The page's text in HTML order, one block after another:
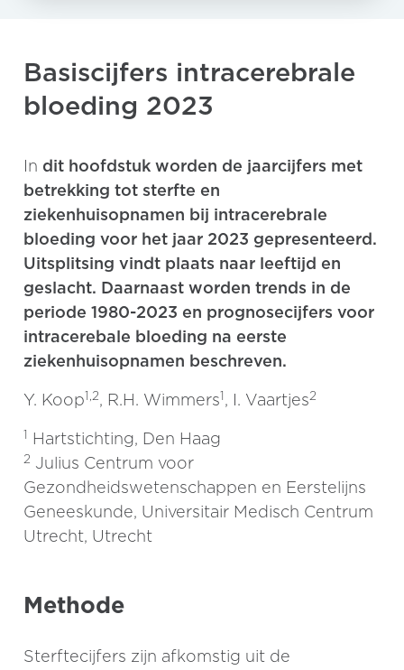
Basiscijfers intracerebrale
bloeding 2023
In dit hoofdstuk worden de jaarcijfers met
betrekking tot sterfte en
ziekenhuisopnamen bij intracerebrale
bloeding voor het jaar 2023 gepresenteerd.
Uitsplitsing vindt plaats naar leeftijd en
geslacht. Daarnaast worden trends in de
periode 1980-2023 en prognosecijfers voor
intracerebale bloeding na eerste
ziekenhuisopnamen beschreven.
Y. Koop1,2, R.H. Wimmers1, I. Vaartjes2
1 Hartstichting, Den Haag
2 Julius Centrum voor
Gezondheidswetenschappen en Eerstelijns
Geneeskunde, Universitair Medisch Centrum
Utrecht, Utrecht
Methode
Sterftecijfers zijn afkomstig uit de